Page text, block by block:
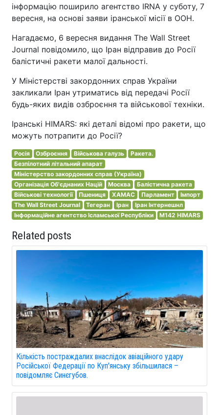
інформацію поширило агентство IRNA у суботу, 7
вересня, на основі заяви іранської місії в ООН.
Нагадаємо, 6 вересня видання The Wall Street
Journal повідомило, що Іран відправив до Росії
балістичні ракети малої дальності.
У Міністерстві закордонних справ України
закликали Іран утриматись від передачі Росії
будь-яких видів озброєння та військової техніки.
Іранські HIMARS: які деталі відомі про ракети, що
можуть потрапити до Росії?
Росія Озброєння Військова галузь
Ракета.
Безпілотний літальний апарат
Міністерство закордонних справ (Україна)
Організація Об'єднаних Націй
Москва
Балістична ракета
Військові технології
Пшениця ХАМАС Парламент
Імпорт
The Wall Street Journal
Тегеран Іран
Іран Інтернешнл
Інформаційне агентство Ісламської Республіки
M142 HIMARS
Related posts
Кількість постраждалих внаслідок авіаційного удару
Російської Федерації по Куп'янську збільшилася –
повідомляє Синєгубов.